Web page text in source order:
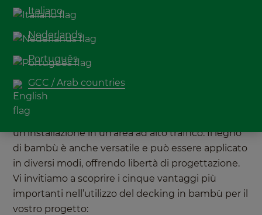
Italiano
Nederlands
Português
GCC / Arab countries
Quale decking scegliere per il vostro progetto?
Avete già pensato a una pavimentazione in legno
X-treme® presenta numerosi vantaggi che lo
rendono idoneo per tantissime applicazioni, come
ad esempio un progetto residenziale o
un'installazione in un'area ad alto traffico. Il legno
di bambù è anche versatile e può essere applicato
in diversi modi, offrendo libertà di progettazione.
Vi invitiamo a scoprire i cinque vantaggi più
importanti nell’utilizzo del decking in bambù per il
vostro progetto: